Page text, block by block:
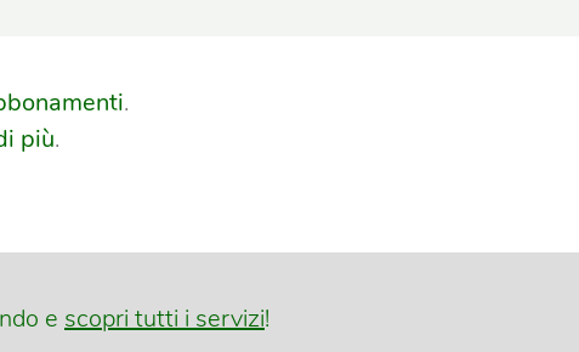
.
più.
e scopri tutti i servizi!